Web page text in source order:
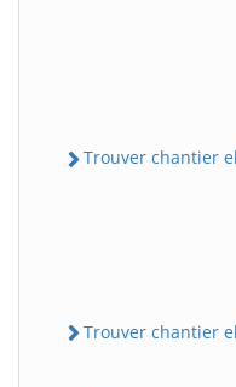
Trouver chantier
Trouver chantier